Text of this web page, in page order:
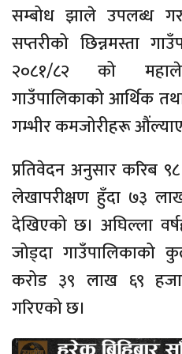
सम्बोध झाले उपलब्ध
सप्तरीको छिन्नमस्ता
२०८१/८२ को
गाउँपालिकाको आर्थिक
गम्भीर कमजोरीहरू
प्रतिवेदन अनुसार करिब
लेखापरीक्षण हुँदा ७३
देखिएको छ। अघिल्ला
जोड्दा
करोड ३९ लाख ६९
गरिएको छ।